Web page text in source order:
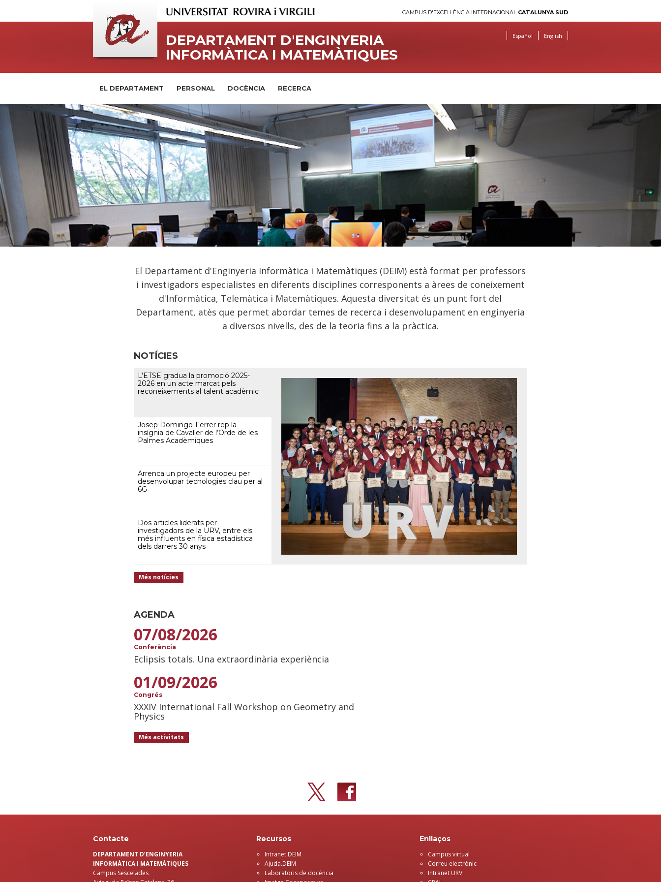
CAMPUS D'EXCEL·LÈNCIA INTERNACIONAL CATALUNYA SUD
DEPARTAMENT D'ENGINYERIA
INFORMÀTICA I MATEMÀTIQUES
Español English
EL DEPARTAMENT PERSONAL DOCÈNCIA RECERCA
El Departament d'Enginyeria Informàtica i Matemàtiques (DEIM) està format per professors
i investigadors especialistes en diferents disciplines corresponents a àrees de coneixement
d'Informàtica, Telemàtica i Matemàtiques. Aquesta diversitat és un punt fort del
Departament, atès que permet abordar temes de recerca i desenvolupament en enginyeria
a diversos nivells, des de la teoria fins a la pràctica.
NOTÍCIES
L’ETSE gradua la promoció 2025-
2026 en un acte marcat pels
reconeixements al talent acadèmic
Josep Domingo-Ferrer rep la
insígnia de Cavaller de l’Orde de les
Palmes Acadèmiques
Arrenca un projecte europeu per
desenvolupar tecnologies clau per al
6G
Dos articles liderats per
investigadors de la URV, entre els
més influents en física estadística
dels darrers 30 anys
Més notícies
AGENDA
07/08/2026
Conferència
Eclipsis totals. Una extraordinària experiència
01/09/2026
Congrés
XXXIV International Fall Workshop on Geometry and
Physics
Més activitats
Contacte
DEPARTAMENT D’ENGINYERIA
INFORMÀTICA I MATEMÀTIQUES
Campus Sescelades
Recursos
Intranet DEIM
Ajuda.DEIM
Laboratoris de docència
Enllaços
Campus virtual
Correu electrònic
Intranet URV